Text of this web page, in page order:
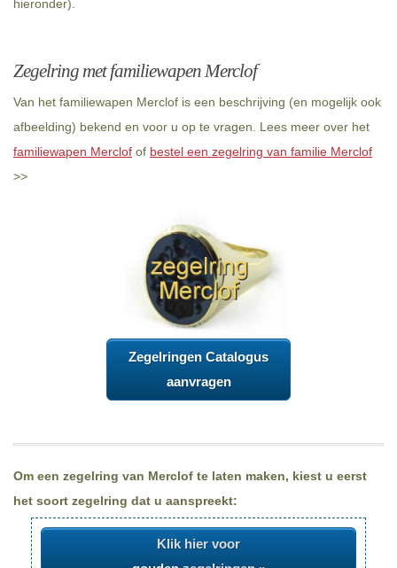
hieronder).
Zegelring met familiewapen Merclof
Van het familiewapen Merclof is een beschrijving (en mogelijk ook
afbeelding) bekend en voor u op te vragen. Lees meer over het
familiewapen Merclof of bestel een zegelring van familie Merclof
>>
Zegelringen Catalogus
aanvragen
Om een zegelring van Merclof te laten maken, kiest u eerst
het soort zegelring dat u aanspreekt:
Klik hier voor